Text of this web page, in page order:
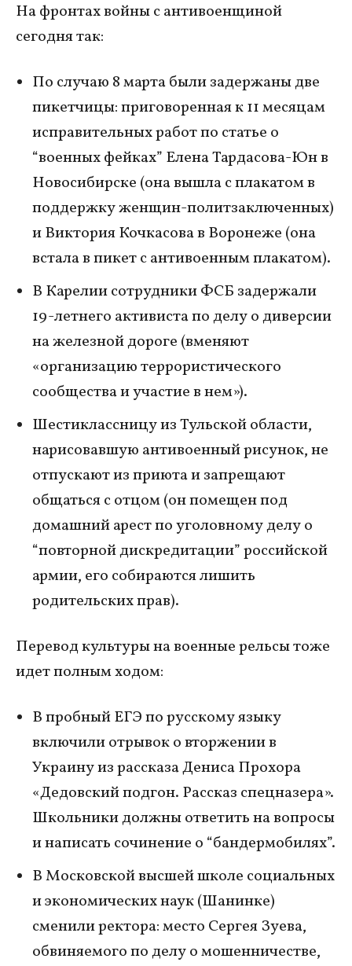
На фронтах войны с антивоенщиной
сегодня так:
По случаю 8 марта были задержаны две
пикетчицы: приговоренная к 11 месяцам
исправительных работ по статье о
“военных фейках” Елена Тардасова-Юн в
Новосибирске (она вышла с плакатом в
поддержку женщин-политзаключенных)
и Виктория Кочкасова в Воронеже (она
встала в пикет с антивоенным плакатом).
В Карелии сотрудники ФСБ задержали
19-летнего активиста по делу о диверсии
на железной дороге (вменяют
«организацию террористического
сообщества и участие в нем»).
Шестиклассницу из Тульской области,
нарисовавшую антивоенный рисунок, не
отпускают из приюта и запрещают
общаться с отцом (он помещен под
домашний арест по уголовному делу о
“повторной дискредитации” российской
армии, его собираются лишить
родительских прав).
Перевод культуры на военные рельсы тоже
идет полным ходом:
В пробный ЕГЭ по русскому языку
включили отрывок о вторжении в
Украину из рассказа Дениса Прохора
«Дедовский подгон. Рассказ спецназера».
Школьники должны ответить на вопросы
и написать сочинение о “бандермобилях”.
В Московской высшей школе социальных
и экономических наук (Шанинке)
сменили ректора: место Сергея Зуева,
обвиняемого по делу о мошенничестве,